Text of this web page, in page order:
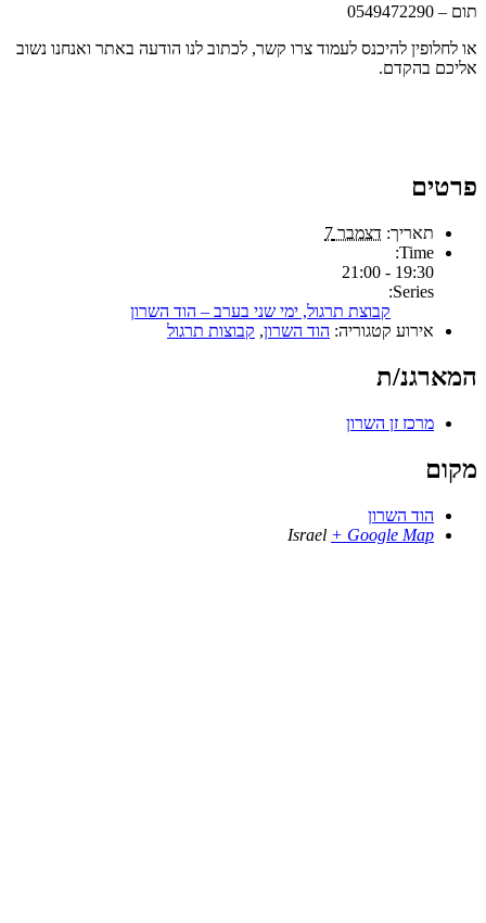
תום – 0549472290
אליכם בהקדם.
פרטים
תאריך: דצמבר 7
Time:
19:30 - 21:00
Series:
קבוצת תרגול, ימי שני בערב – הוד השרון
אירוע קטגוריה: הוד השרון, קבוצות תרגול
המארגנ/ת
מרכז זן השרון
מקום
הוד השרון
Israel + Google Map